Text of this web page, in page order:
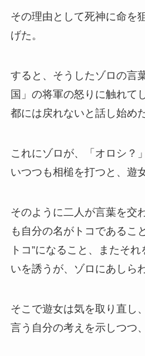
その理由として死神に命を
げた。
すると、そうしたゾロの言
国」の将軍の怒りに触れて
都には戻れないと話し始めた
これにゾロが、「オロシ？
いつつも相槌を打つと、遊
そのように二人が言葉を交
も自分の名がトコであるこ
トコ”になること、またそれ
いを誘うが、ゾロにあしら
そこで遊女は気を取り直し
言う自分の考えを示しつつ、